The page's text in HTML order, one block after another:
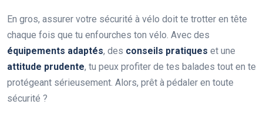
En gros, assurer votre sécurité à vélo doit te trotter en tête
chaque fois que tu enfourches ton vélo. Avec des
équipements adaptés, des conseils pratiques et une
attitude prudente, tu peux profiter de tes balades tout en te
protégeant sérieusement. Alors, prêt à pédaler en toute
sécurité ?